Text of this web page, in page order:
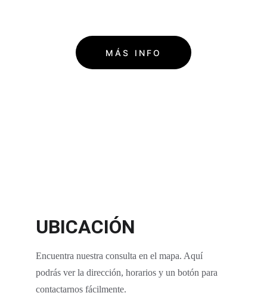
MÁS INFO
UBICACIÓN
Encuentra nuestra consulta en el mapa. Aquí
podrás ver la dirección, horarios y un botón para
contactarnos fácilmente.